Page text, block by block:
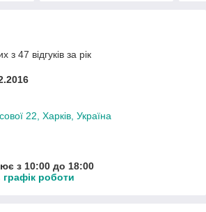
з 47 відгуків за рік
22, Харків, Україна
з 10:00 до 18:00
роботи